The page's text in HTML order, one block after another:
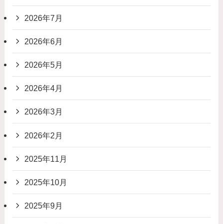
2026年7月
2026年6月
2026年5月
2026年4月
2026年3月
2026年2月
2025年11月
2025年10月
2025年9月